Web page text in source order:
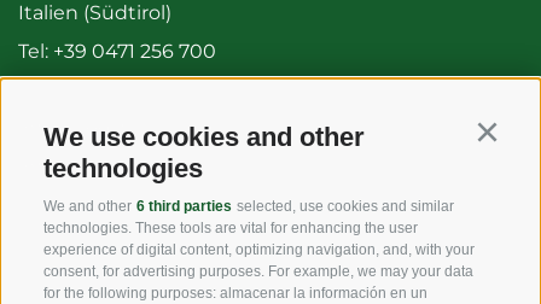
We use cookies and other
technologies
We and other 6 third parties selected, use cookies and similar
technologies. These tools are vital for enhancing the user
experience of digital content, optimizing navigation, and, with your
consent, for advertising purposes. For example, we may your data
for the following purposes: almacenar la información en un
Italien (Südtirol)
Tel: +39 0471 256 700
info@vog.it
info@pec.vog.it
LINKS